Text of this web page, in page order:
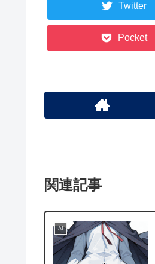
Twitter
Pocket
関連記事
AI